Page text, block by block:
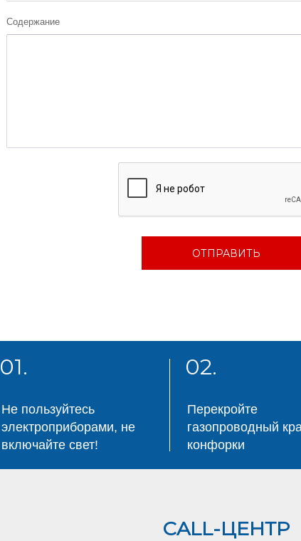
Содержание
ОТПРАВИТЬ
01.
Не пользуйтесь
электроприборами, не
включайте свет!
02.
Перекройте
газопроводный
конфорки
CALL-ЦЕНТР